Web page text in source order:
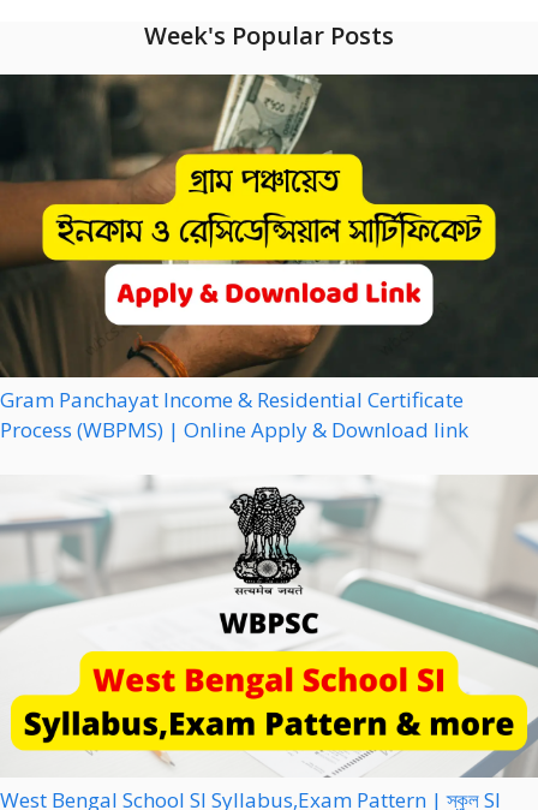
Week's Popular Posts
Gram Panchayat Income & Residential Certificate
Process (WBPMS) | Online Apply & Download link
West Bengal School SI Syllabus,Exam Pattern | স্কুল SI